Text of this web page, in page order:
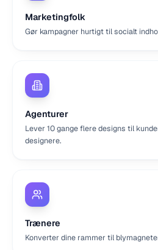
Marketingfolk
Gør kampagner hurtigt til socialt
Agenturer
Lever 10 gange flere designs til
designere.
Trænere
Konverter dine rammer til